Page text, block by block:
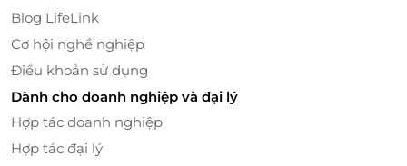
Blog LifeLink
Cơ hội nghề nghiệp
Điều khoản sử dụng
Dành cho doanh nghiệp và đại lý
Hợp tác doanh nghiệp
Hợp tác đại lý